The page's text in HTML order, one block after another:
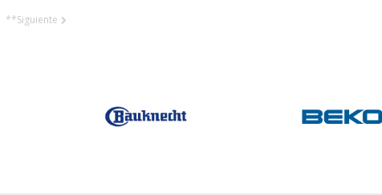
**Siguiente